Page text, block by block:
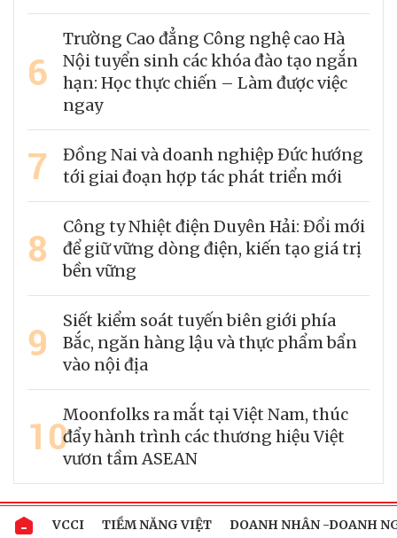
6
Trường Cao đẳng Công nghệ cao Hà
Nội tuyển sinh các khóa đào tạo ngắn
hạn: Học thực chiến – Làm được việc
ngay
7
Đồng Nai và doanh nghiệp Đức hướng
tới giai đoạn hợp tác phát triển mới
8
Công ty Nhiệt điện Duyên Hải: Đổi mới
để giữ vững dòng điện, kiến tạo giá trị
bền vững
9
Siết kiểm soát tuyến biên giới phía
Bắc, ngăn hàng lậu và thực phẩm bẩn
vào nội địa
10Moonfolks ra mắt tại Việt Nam, thúc
đẩy hành trình các thương hiệu Việt
vươn tầm ASEAN
VCCI TIỀM NĂNG VIỆT DOANH NHÂN -DOANH